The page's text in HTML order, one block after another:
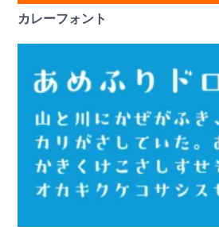
カレーフォント